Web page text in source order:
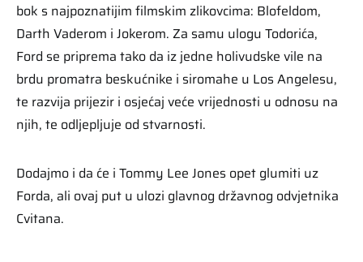
bok s najpoznatijim filmskim zlikovcima: Blofeldom,
Darth Vaderom i Jokerom. Za samu ulogu Todorića,
Ford se priprema tako da iz jedne holivudske vile na
brdu promatra beskućnike i siromahe u Los Angelesu,
te razvija prijezir i osjećaj veće vrijednosti u odnosu na
njih, te odljepljuje od stvarnosti.
Dodajmo i da će i Tommy Lee Jones opet glumiti uz
Forda, ali ovaj put u ulozi glavnog državnog odvjetnika
Cvitana.